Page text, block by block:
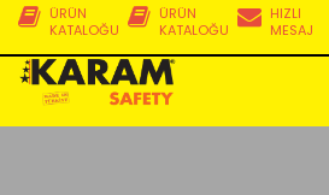
HIZLI
MESAJ
ÜRÜN
KATALOĞU
ÜRÜN
KATALOĞU